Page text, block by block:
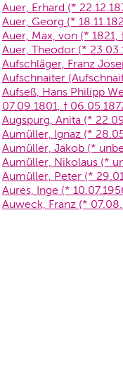
Auer, Erhard (*
Auer, Georg (*
Auer, Max, von (* 1821,
Auer, Theodor (*
Aufschläger, Franz
Aufschnaiter
Aufseß, Hans Philipp
07.09.1801, †
Augspurg, Anita (*
Aumüller, Ignaz (*
Aumüller, Jakob (*
Aumüller, Nikolaus (*
Aumüller, Peter (*
Aures, Inge (*
Auweck, Franz (*